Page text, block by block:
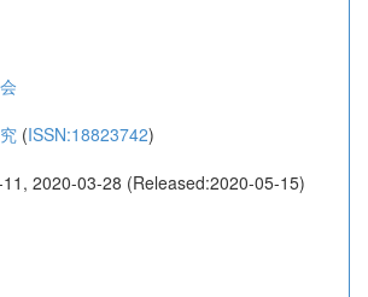
(ISSN:18823742)
2020-03-28 (Released:2020-05-15)